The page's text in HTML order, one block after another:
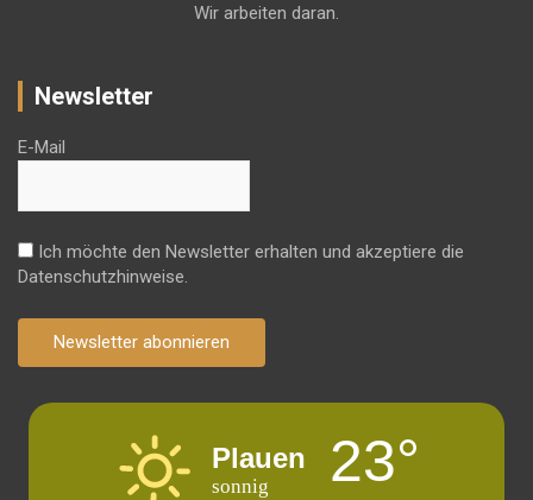
Wir arbeiten daran.
Newsletter
E-Mail
Ich möchte den Newsletter erhalten und akzeptiere die
Datenschutzhinweise.
Newsletter abonnieren
Plauen
sonnig 23°